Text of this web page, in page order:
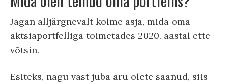
Jagan alljärgnevalt kolme asja, mida oma
aktsiaportfelliga toimetades 2020. aastal ette
võtsin.
Esiteks, nagu vast juba aru olete saanud, siis